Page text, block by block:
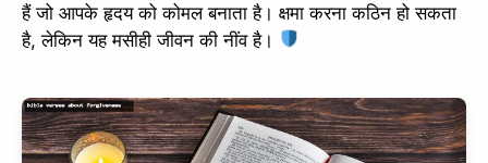
हैं जो आपके हृदय को कोमल बनाता है। क्षमा करना कठिन हो सकता
है, लेकिन यह मसीही जीवन की नींव है।